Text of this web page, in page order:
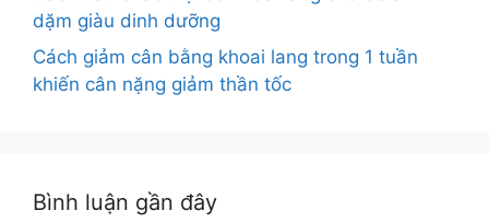
dặm giàu dinh dưỡng
Cách giảm cân bằng khoai lang trong 1 tuần
khiến cân nặng giảm thần tốc
Bình luận gần đây